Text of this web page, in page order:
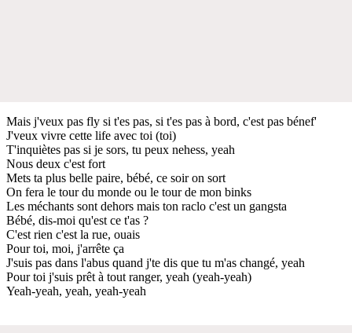
Mais j'veux pas fly si t'es pas, si t'es pas à bord, c'est pas bénef'
J'veux vivre cette life avec toi (toi)
T'inquiètes pas si je sors, tu peux nehess, yeah
Nous deux c'est fort
Mets ta plus belle paire, bébé, ce soir on sort
On fera le tour du monde ou le tour de mon binks
Les méchants sont dehors mais ton raclo c'est un gangsta
Bébé, dis-moi qu'est ce t'as ?
C'est rien c'est la rue, ouais
Pour toi, moi, j'arrête ça
J'suis pas dans l'abus quand j'te dis que tu m'as changé, yeah
Pour toi j'suis prêt à tout ranger, yeah (yeah-yeah)
Yeah-yeah, yeah, yeah-yeah